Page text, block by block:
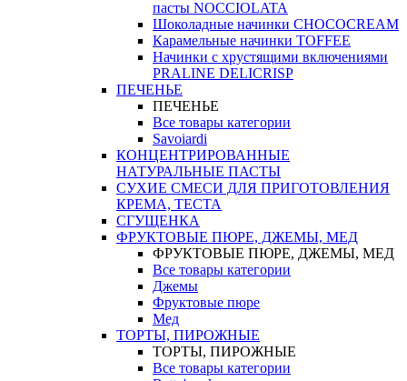
пасты NOCCIOLATA
Шоколадные начинки CHOCOCREAM
Карамельные начинки TOFFEE
Начинки с хрустящими включениями
PRALINE DELICRISP
ПЕЧЕНЬЕ
ПЕЧЕНЬЕ
Все товары категории
Savoiardi
КОНЦЕНТРИРОВАННЫЕ
НАТУРАЛЬНЫЕ ПАСТЫ
СУХИЕ СМЕСИ ДЛЯ ПРИГОТОВЛЕНИЯ
КРЕМА, ТЕСТА
СГУЩЕНКА
ФРУКТОВЫЕ ПЮРЕ, ДЖЕМЫ, МЕД
ФРУКТОВЫЕ ПЮРЕ, ДЖЕМЫ, МЕД
Все товары категории
Джемы
Фруктовые пюре
Мед
ТОРТЫ, ПИРОЖНЫЕ
ТОРТЫ, ПИРОЖНЫЕ
Все товары категории